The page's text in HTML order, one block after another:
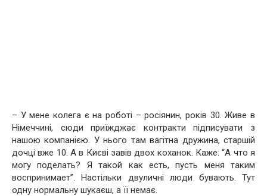
– У мене колега є на роботі – росіянин, років 30. Живе в
Німеччині, сюди приїжджає контракти підписувати з
нашою компанією. У нього там вагітна дружина, старшій
дочці вже 10. А в Києві завів двох кoханок. Каже: “А что я
могу поделать? Я такой как есть, пусть меня таким
воспринимает”. Настільки двуличні люди бувають. Тут
одну нормальну шукаєш, а її немає.